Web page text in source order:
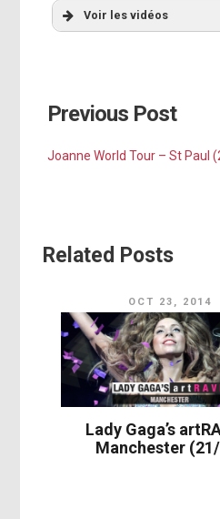
Voir les vidéos
Previous Post
Joanne World Tour – St Paul
Related Posts
OCT 23, 2014
Lady Gaga’s
Manchester